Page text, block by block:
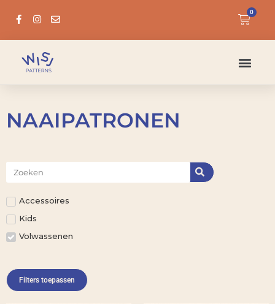
0
NAAIPATRONEN
Accessoires
Kids
Volwassenen
Filters toepassen